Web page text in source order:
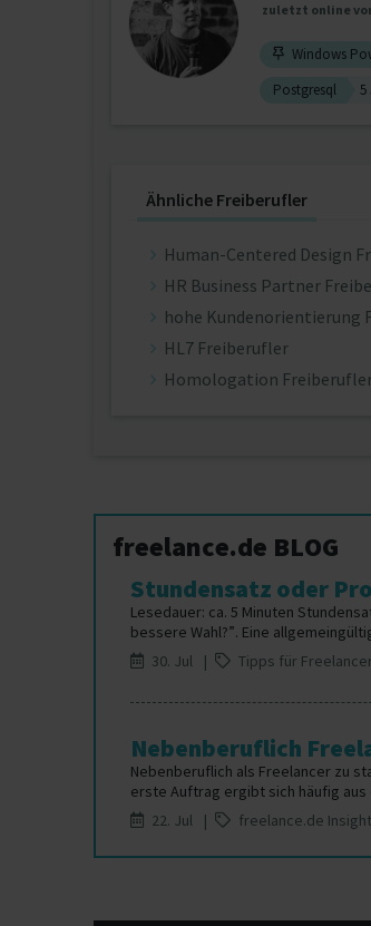
zuletzt online
Windows
Postgresql
5
Ähnliche Freiberufler
Human-Centered Design
HR Business Partner
hohe Kundenorientierung
HL7 Freiberufler
Homologation
freelance.de BLOG
Stundensatz oder
Lesedauer: ca. 5 Minuten
bessere Wahl?”. Eine
30. Jul |
Tipps für Freelancer
Nebenberuflich
Nebenberuflich als Freelancer zu
erste Auftrag ergibt sich häufig
22. Jul |
freelance.de